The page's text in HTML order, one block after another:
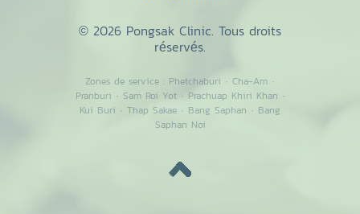
© 2026 Pongsak Clinic. Tous droits
réservés.
Zones de service : Phetchaburi · Cha-Am ·
Pranburi · Sam Roi Yot· Prachuap Khiri Khan ·
Kui Buri · Thap Sakae · Bang Saphan · Bang
Saphan Noi